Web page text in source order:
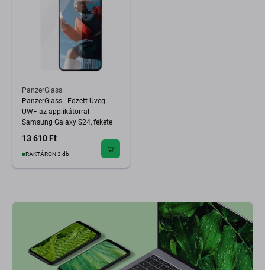
PanzerGlass
PanzerGlass - Edzett Üveg
UWF az applikátorral -
Samsung Galaxy S24, fekete
13 610 Ft
RAKTÁRON 3 db